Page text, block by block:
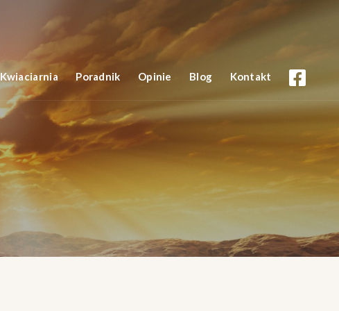
Kwiaciarnia Poradnik Opinie Blog Kontakt